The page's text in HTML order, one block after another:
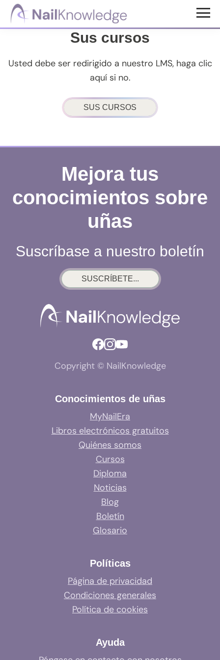
Saltar
Saltar
página
ConocimientosSus cursos
Usted debe ser redirigido a nuestro LMS, haga clic
aquí si no.
SUS CURSOS
Mejora tus
conocimientos sobre
uñas
Suscríbase a nuestro boletín
SUSCRÍBETE...
Copyright © NailKnowledge
Conocimientos de uñas
MyNailEra
Libros electrónicos gratuitos
Quiénes somos
Cursos
Diploma
Noticias
Blog
Boletín
Glosario
Políticas
Página de privacidad
Condiciones generales
Política de cookies
Ayuda